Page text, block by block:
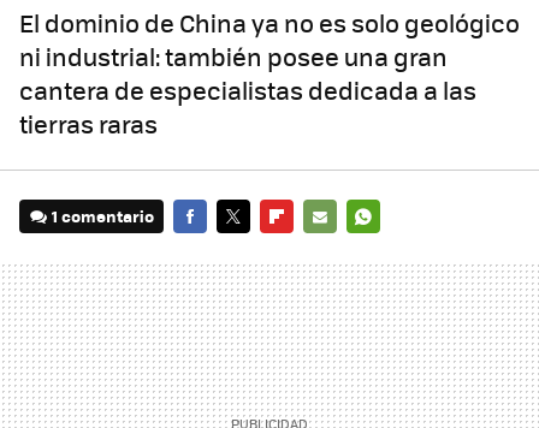
El dominio de China ya no es solo geológico
ni industrial: también posee una gran
cantera de especialistas dedicada a las
tierras raras
1 comentario
MAIL